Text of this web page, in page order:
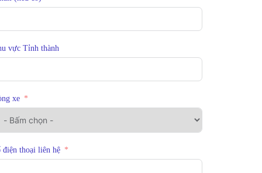
vực Tỉnh thành
xe
điện thoại liên hệ